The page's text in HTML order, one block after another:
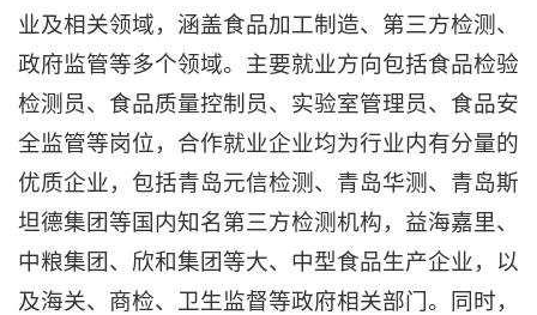
业及相关领域，涵盖食品加工制造、第三方检测、
政府监管等多个领域。主要就业方向包括食品检验
检测员、食品质量控制员、实验室管理员、食品安
全监管等岗位，合作就业企业均为行业内有分量的
优质企业，包括青岛元信检测、青岛华测、青岛斯
坦德集团等国内知名第三方检测机构，益海嘉里、
中粮集团、欣和集团等大、中型食品生产企业，以
及海关、商检、卫生监督等政府相关部门。同时，